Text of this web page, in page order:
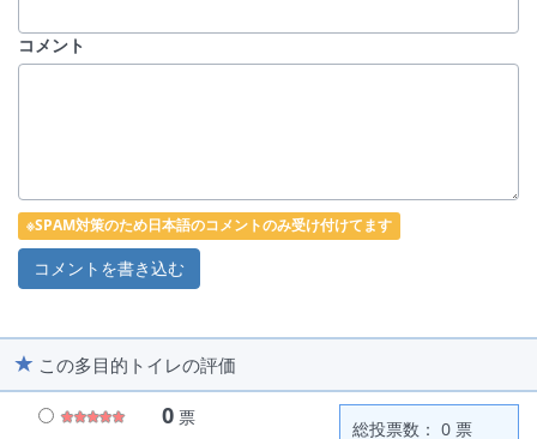
コメント
※SPAM対策のため日本語のコメントのみ受け付けてます
この多目的トイレの評価
0 票
総投票数： 0 票